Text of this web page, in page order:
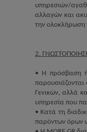
υπηρεσιών/
αλλαγών και
την ολοκλήρωση
2.
• Η πρόσβαση
παρουσιάζονται
Γενικών, αλλά
υπηρεσία που
• Κατά τη
παρόντων όρων